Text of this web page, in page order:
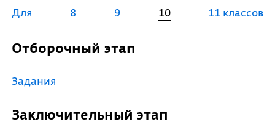
Для 8 9 10 11 классов
Отборочный этап
Задания
Заключительный этап